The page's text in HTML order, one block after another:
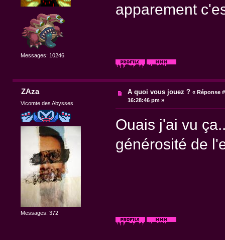
Messages: 10246
apparement
ZAza
Vicomte des Abysses
Messages: 372
A quoi vous jouez ? « Réponse
16:28:46 pm »
Ouais j'ai vu
générosité de